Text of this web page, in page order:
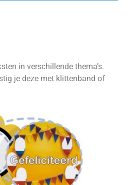
in verschillende thema’s.
je deze met klittenband of